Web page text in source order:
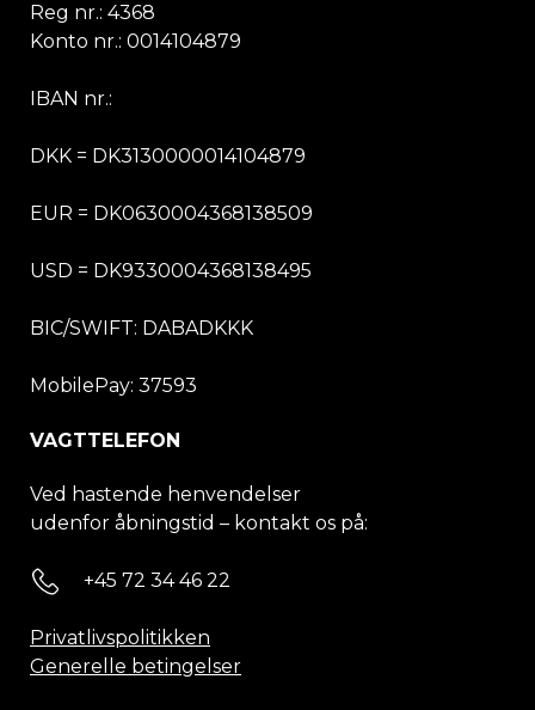
Reg nr.: 4368
Konto nr.: 0014104879
IBAN nr.:
DKK = DK3130000014104879
EUR = DK0630004368138509
USD = DK9330004368138495
BIC/SWIFT: DABADKKK
MobilePay: 37593
VAGTTELEFON
Ved hastende henvendelser
udenfor åbningstid – kontakt os på:
+45 72 34 46 22
Privatlivspolitikken
Generelle betingelser